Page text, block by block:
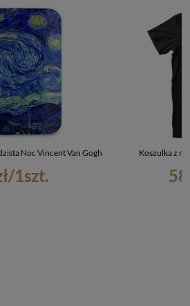
Noc Vincent Van Gogh
/1szt.
Koszulka z